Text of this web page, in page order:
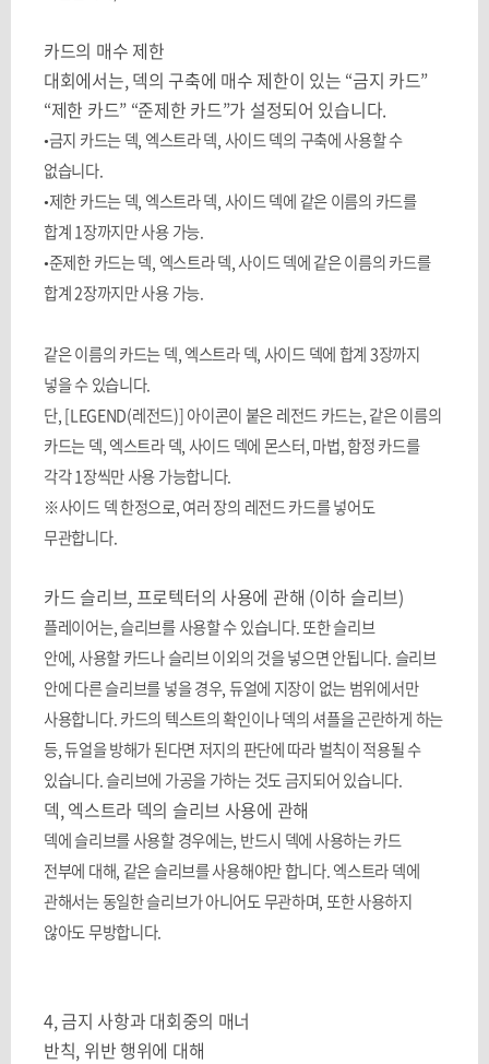
카드의 매수 제한
대회에서는,덱의 구축에 매수 제한이 있는 “금지 카드”
“제한 카드” “준제한 카드”가 설정되어 있습니다.
•금지 카드는 덱, 엑스트라 덱,사이드 덱의 구축에 사용할 수
없습니다.
•제한 카드는 덱, 엑스트라 덱,사이드 덱에 같은 이름의 카드를
합계1장까지만 사용 가능.
•준제한 카드는 덱, 엑스트라 덱,사이드 덱에 같은 이름의 카드를
합계2장까지만 사용 가능.
같은 이름의 카드는 덱,엑스트라 덱,사이드 덱에 합계3장까지
넣을 수 있습니다.
단, [LEGEND(레전드)]아이콘이 붙은 레전드 카드는,같은 이름의
카드는 덱,엑스트라 덱,사이드 덱에 몬스터,마법,함정 카드를
각각1장씩만 사용 가능합니다.
※사이드 덱 한정으로,여러 장의 레전드 카드를 넣어도
무관합니다.
카드 슬리브, 프로텍터의 사용에 관해 (이하 슬리브)
플레이어는,슬리브를 사용할 수 있습니다.또한 슬리브
안에,사용할 카드나 슬리브 이외의 것을 넣으면 안됩니다. 슬리브
안에 다른 슬리브를 넣을 경우,듀얼에 지장이 없는 범위에서만
사용합니다.카드의 텍스트의 확인이나 덱의 셔플을 곤란하게 하는
등,듀얼을 방해가 된다면 저지의 판단에 따라 벌칙이 적용될 수
있습니다.슬리브에 가공을 가하는 것도 금지되어 있습니다.
덱,엑스트라 덱의 슬리브 사용에 관해
덱에 슬리브를 사용할 경우에는, 반드시 덱에 사용하는 카드
전부에 대해, 같은 슬리브를 사용해야만 합니다.엑스트라 덱에
관해서는 동일한 슬리브가 아니어도 무관하며,또한 사용하지
않아도 무방합니다.
4,금지 사항과 대회중의 매너
반칙, 위반 행위에 대해